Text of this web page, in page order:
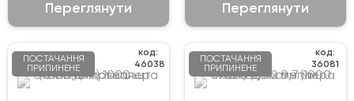
Переглянути Переглянути
ПОСТАЧАННЯ
ПРИПИНЕНЕ
код:
46038
ПОСТАЧАННЯ
ПРИПИНЕНЕ
код:
36081